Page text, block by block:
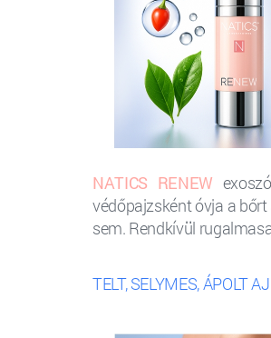
NATICS RENEW
védőpajzsként óvja a
sem. Rendkívül
TELT, SELYMES, ÁPOLT